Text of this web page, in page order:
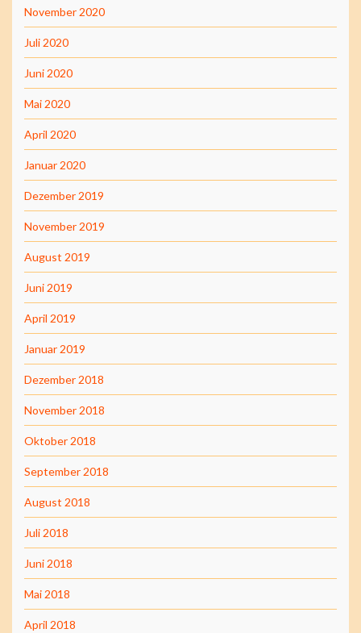
November 2020
Juli 2020
Juni 2020
Mai 2020
April 2020
Januar 2020
Dezember 2019
November 2019
August 2019
Juni 2019
April 2019
Januar 2019
Dezember 2018
November 2018
Oktober 2018
September 2018
August 2018
Juli 2018
Juni 2018
Mai 2018
April 2018